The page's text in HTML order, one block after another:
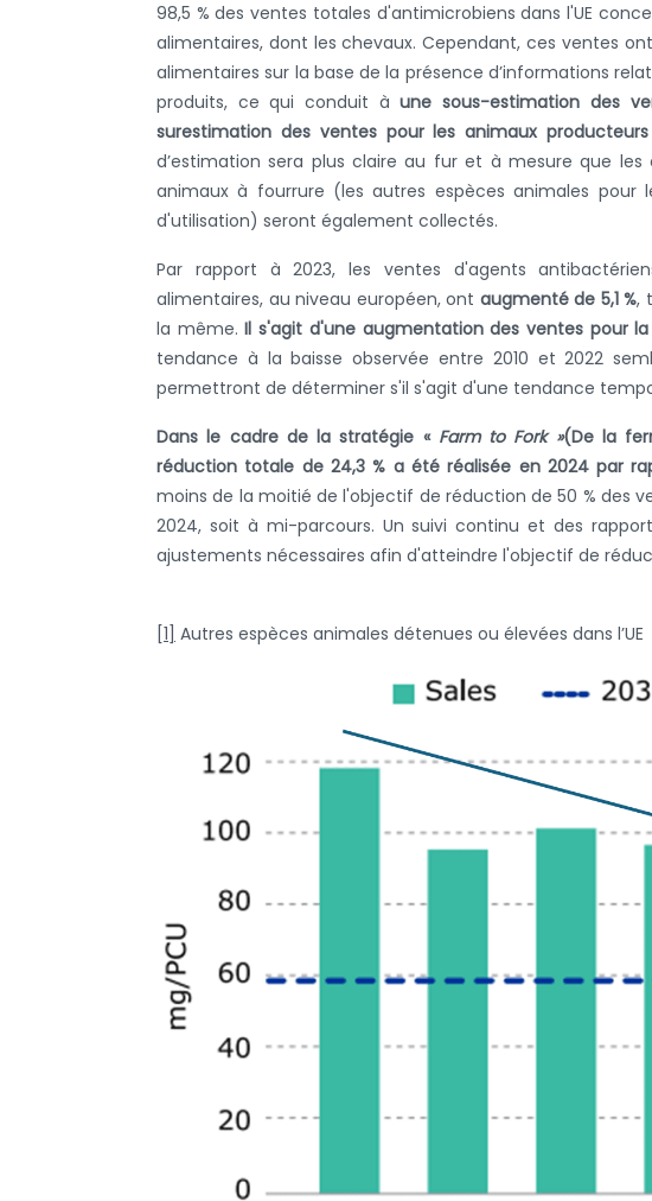
98,5 % des ventes totales d'antimicrobiens dans l'UE
alimentaires, dont les chevaux. Cependant, ces ventes
alimentaires sur la base de la présence d’informations
produits, ce qui conduit àune sous-estimation des
surestimation des ventes pour les animaux
d’estimation sera plus claire au fur et à mesure que
animaux à fourrure (les autres espèces animales pour
d'utilisation) seront également collectés.
Par rapport à 2023, les ventes d'agents
alimentaires, au niveau européen, ont augmenté de 5,1 %,
la même.Il s'agit d'une augmentation des ventes pour
tendance à la baisse observée entre 2010 et 2022
permettront de déterminer s'il s'agit d'une tendance
Dans le cadre de la stratégie « Farm to Fork »(De la
réduction totale de 24,3 % a été réalisée en 2024 par
moins de la moitié de l'objectif de réduction de 50 % des
2024, soit à mi-parcours. Un suivi continu et des
ajustements nécessaires afin d'atteindre l'objectif de
[1] Autres espèces animales détenues ou élevées dans l’UE